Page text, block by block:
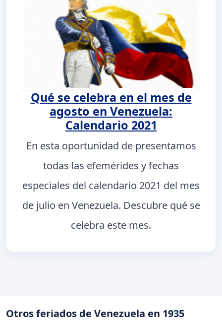
Qué se celebra en el mes de
agosto en Venezuela:
Calendario 2021
En esta oportunidad de presentamos
todas las efemérides y fechas
especiales del calendario 2021 del mes
de julio en Venezuela. Descubre qué se
celebra este mes.
Otros feriados de Venezuela en 1935